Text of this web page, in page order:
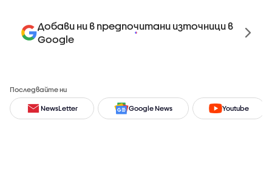
Добави ни в предпочитани източници в
Google
Последвайте ни
NewsLetter Google News Youtube